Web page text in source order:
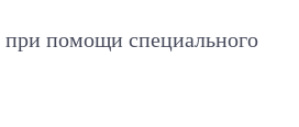
помощи специального